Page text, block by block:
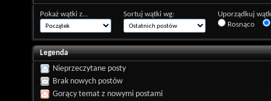
Pokaż wątki z... Sortuj wątki wg:
Uporządkuj
Rosnąco
Legenda
Nieprzeczytane posty
Brak nowych postów
Gorący temat z nowymi postami